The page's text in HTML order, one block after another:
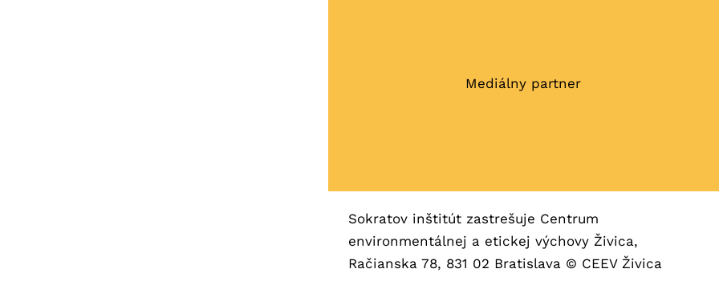
Mediálny partner
Sokratov inštitút zastrešuje Centrum
environmentálnej a etickej výchovy Živica,
Račianska 78, 831 02 Bratislava © CEEV Živica